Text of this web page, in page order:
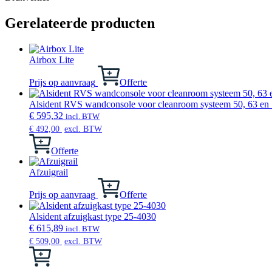
Gerelateerde producten
Airbox Lite
Prijs op aanvraag Offerte
Alsident RVS wandconsole voor cleanroom systeem 50, 63 en
€ 595,32 incl. BTW
€ 492,00 excl. BTW
Offerte
Afzuigrail
Prijs op aanvraag Offerte
Alsident afzuigkast type 25-4030
€ 615,89 incl. BTW
€ 509,00 excl. BTW
Dit